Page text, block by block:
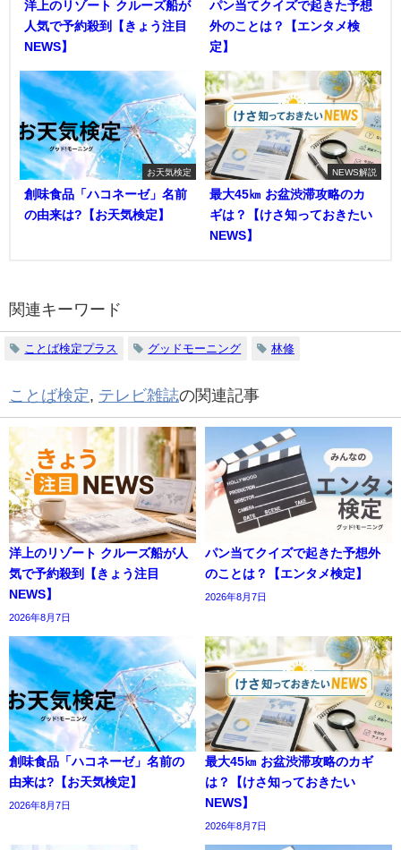
洋上のリゾート クルーズ船が
人気で予約殺到【きょう注目
NEWS】
パン当てクイズで起きた予想
外のことは？【エンタメ検
定】
お天気検定
創味食品「ハコネーゼ」名前
の由来は?【お天気検定】
NEWS解説
最大45㎞ お盆渋滞攻略のカ
ギは？【けさ知っておきたい
NEWS】
関連キーワード
ことば検定プラス グッドモーニング 林修
ことば検定, テレビ雑誌の関連記事
洋上のリゾート クルーズ船が人
気で予約殺到【きょう注目
NEWS】
2026年8月7日
パン当てクイズで起きた予想外
のことは？【エンタメ検定】
2026年8月7日
創味食品「ハコネーゼ」名前の
由来は?【お天気検定】
2026年8月7日
最大45㎞ お盆渋滞攻略のカギ
は？【けさ知っておきたい
NEWS】
2026年8月7日